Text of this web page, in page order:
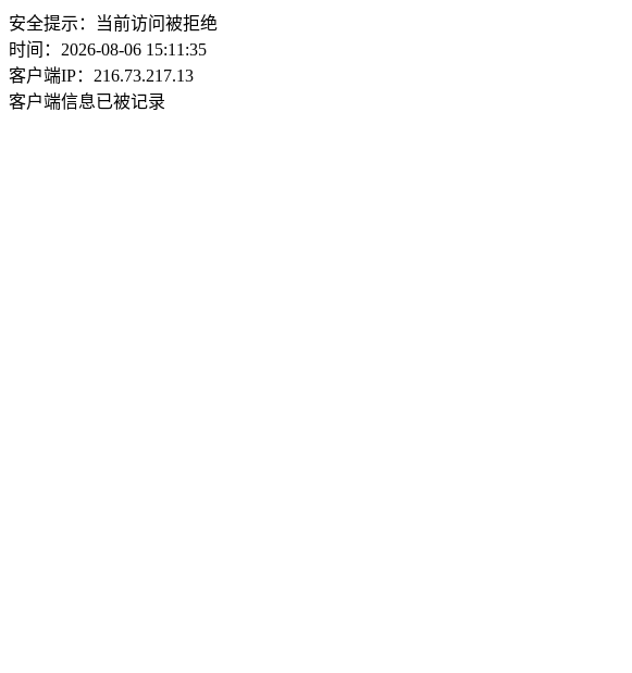
安全提示：当前访问被拒绝
时间：2026-08-06 15:11:35
客户端IP：216.73.217.13
客户端信息已被记录